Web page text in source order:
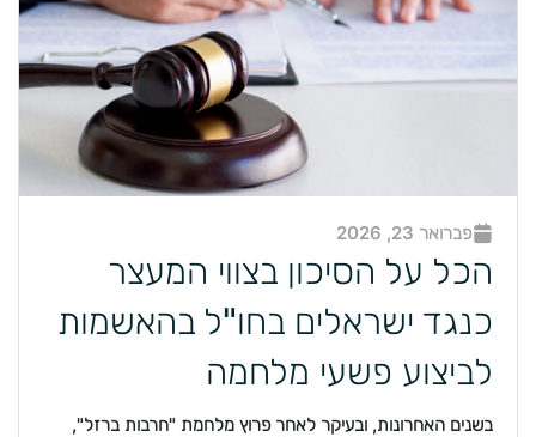
פברואר 23, 2026
הכל על הסיכון בצווי המעצר
כנגד ישראלים בחו"ל בהאשמות
לביצוע פשעי מלחמה
בשנים האחרונות, ובעיקר לאחר פרוץ מלחמת "חרבות ברזל",